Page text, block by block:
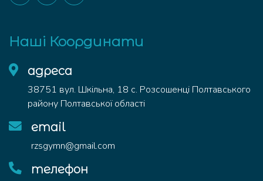
Наші Координати
адреса
38751 вул. Шкільна, 18 с. Розсошенці Полтавського
району Полтавської області
email
rzsgymn@gmail.com
телефон